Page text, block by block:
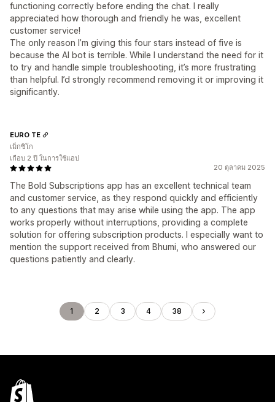
functioning correctly before ending the chat. I really
appreciated how thorough and friendly he was, excellent
customer service!
The only reason I’m giving this four stars instead of five is
because the AI bot is terrible. While I understand the need for it
to try and handle simple troubleshooting, it’s more frustrating
than helpful. I’d strongly recommend removing it or improving it
significantly.
20 ตุลาคม 2025
The Bold Subscriptions app has an excellent technical team
and customer service, as they respond quickly and efficiently
to any questions that may arise while using the app. The app
works properly without interruptions, providing a complete
solution for offering subscription products. I especially want to
mention the support received from Bhumi, who answered our
questions patiently and clearly.
EURO TE
เม็กซิโก
เกือบ 2 ปี ในการใช้แอป
1 2 3 4 38